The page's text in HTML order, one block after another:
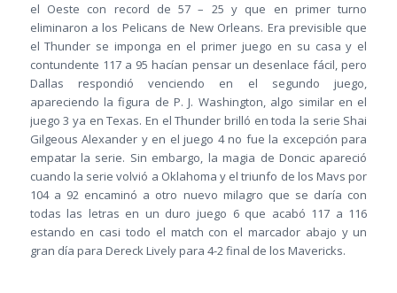
el Oeste con record de 57 – 25 y que en primer turno
eliminaron a los Pelicans de New Orleans. Era previsible que
el Thunder se imponga en el primer juego en su casa y el
contundente 117 a 95 hacían pensar un desenlace fácil, pero
Dallas respondió venciendo en el segundo juego,
apareciendo la figura de P. J. Washington, algo similar en el
juego 3 ya en Texas. En el Thunder brilló en toda la serie Shai
Gilgeous Alexander y en el juego 4 no fue la excepción para
empatar la serie. Sin embargo, la magia de Doncic apareció
cuando la serie volvió a Oklahoma y el triunfo de los Mavs por
104 a 92 encaminó a otro nuevo milagro que se daría con
todas las letras en un duro juego 6 que acabó 117 a 116
estando en casi todo el match con el marcador abajo y un
gran día para Dereck Lively para 4-2 final de los Mavericks.